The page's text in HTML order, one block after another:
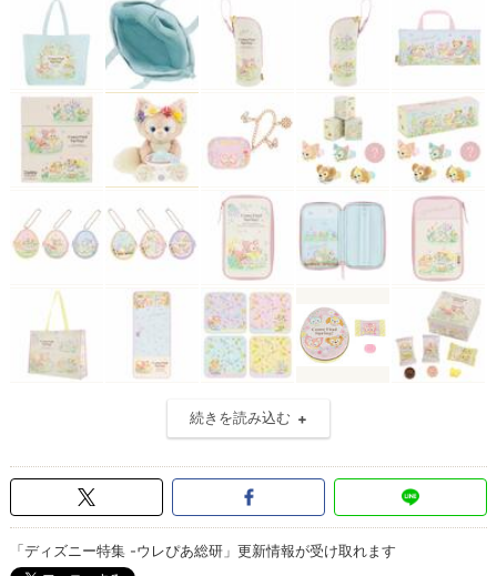
続きを読み込む
「ディズニー特集 -ウレぴあ総研」更新情報が受け取れます